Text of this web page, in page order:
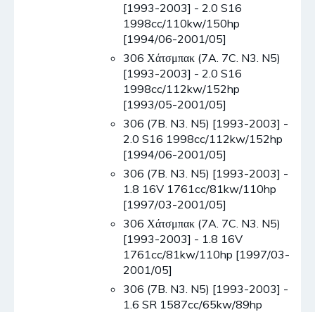
[1993-2003] - 2.0 S16
1998cc/110kw/150hp
[1994/06-2001/05]
306 Χάτσμπακ (7A. 7C. N3. N5)
[1993-2003] - 2.0 S16
1998cc/112kw/152hp
[1993/05-2001/05]
306 (7B. N3. N5) [1993-2003] -
2.0 S16 1998cc/112kw/152hp
[1994/06-2001/05]
306 (7B. N3. N5) [1993-2003] -
1.8 16V 1761cc/81kw/110hp
[1997/03-2001/05]
306 Χάτσμπακ (7A. 7C. N3. N5)
[1993-2003] - 1.8 16V
1761cc/81kw/110hp [1997/03-
2001/05]
306 (7B. N3. N5) [1993-2003] -
1.6 SR 1587cc/65kw/89hp